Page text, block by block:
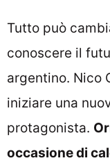
Tutto può
conoscere il
argentino. Nico
iniziare una
protagonista.
occasione di